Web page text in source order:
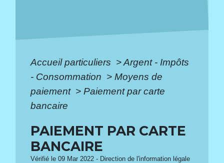
Accueil particuliers >Argent - Impôts
- Consommation > Moyens de
paiement > Paiement par carte
bancaire
PAIEMENT PAR CARTE
BANCAIRE
Vérifié le 09 Mar 2022 - Direction de l'information légale